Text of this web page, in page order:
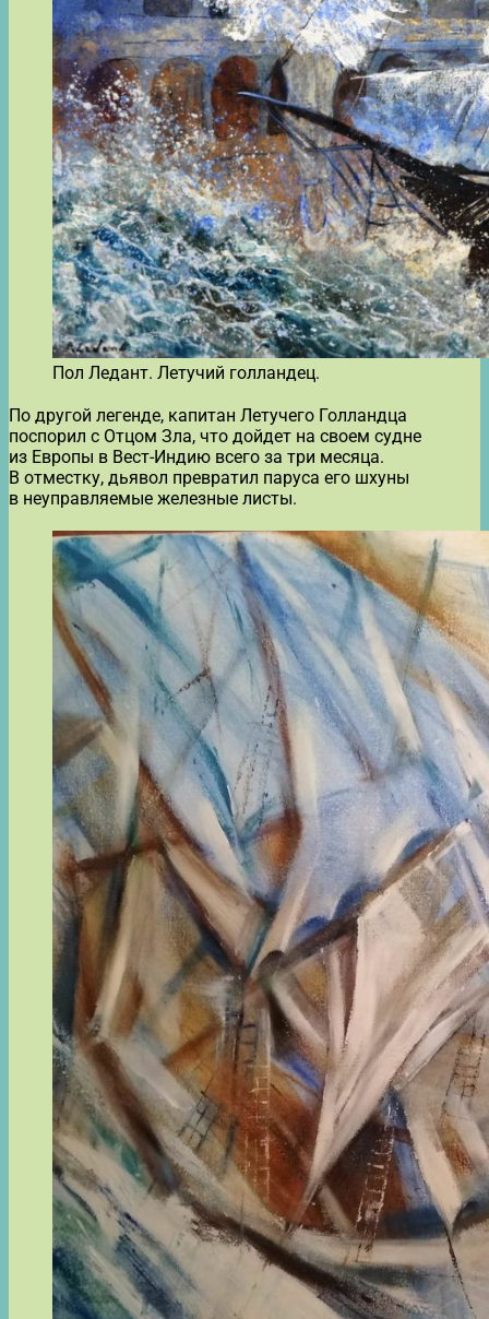
Пол Ледант. Летучий голландец.
По другой легенде, капитан Летучего Голландца
поспорил с Отцом Зла, что дойдет на своем судне
из Европы в Вест-Индию всего за три месяца.
В отместку, дьявол превратил паруса его шхуны
в неуправляемые железные листы.